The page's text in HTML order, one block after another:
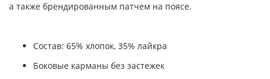
а также брендированным патчем на поясе.
Состав: 65% хлопок, 35% лайкра
Боковые карманы без застежек